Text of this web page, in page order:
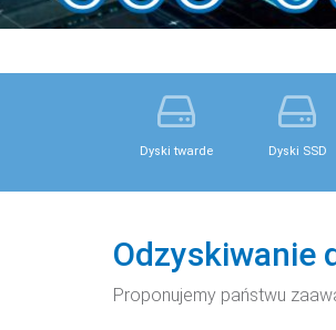
Dyski twarde Dyski SSD
Odzyskiwanie
Proponujemy państwu